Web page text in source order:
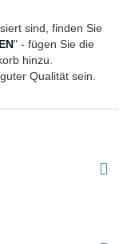
sind, finden Sie
" - fügen Sie die
hinzu.
Qualität sein.